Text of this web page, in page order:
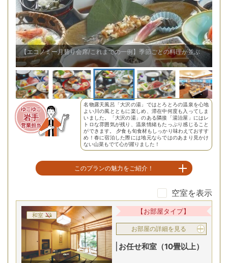
【エコノミー月替り会席/これまでの一例】季節ごとの料理が並ぶ
ゆこゆこ
岩手
営業担当
名物露天風呂「大沢の湯」ではとろとろの温泉を心地
よい川の風とともに楽しめ、滞在中何度も入ってしま
いました。「大沢の湯」のある隣接「湯治屋」にはレ
トロな雰囲気が残り、温泉情緒もたっぷり感じること
ができます。 夕食も旬食材もしっかり味わえておすす
め！春に宿泊した際には地元ならではのあまり見かけ
ない山菜もでて心が躍りました！
このプランの魅力をご紹介！
2館に点在の全6湯で愉しむとろとろ温泉
空室を表示
和室
【お部屋タイプ】
お部屋の詳細を見る
お任せ和室（10畳以上）